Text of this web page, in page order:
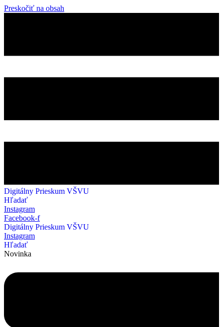
Preskočiť na obsah
Digitálny Prieskum VŠVU
Hľadať
Instagram
Facebook-f
Digitálny Prieskum VŠVU
Instagram
Hľadať
Novinka